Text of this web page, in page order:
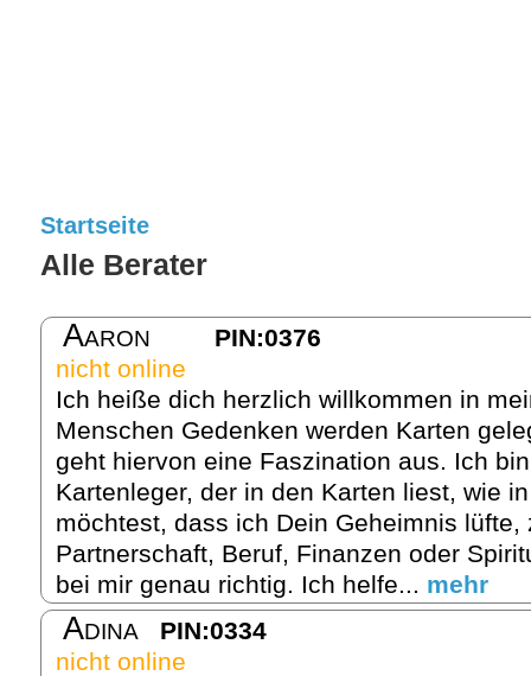
Startseite
Alle Berater
Aaron
PIN:0376
nicht online
Ich heiße dich herzlich willkommen in
Menschen Gedenken werden Karten
geht hiervon eine Faszination aus. Ich
Kartenleger, der in den Karten liest, wie
möchtest, dass ich Dein Geheimnis
Partnerschaft, Beruf, Finanzen oder
bei mir genau richtig. Ich helfe... mehr
Adina
PIN:0334
nicht online